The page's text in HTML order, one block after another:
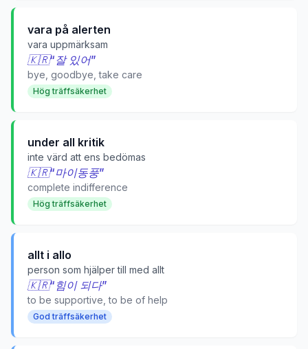
vara på alerten
vara uppmärksam
🇰🇷“잘 있어”
bye, goodbye, take care
Hög träffsäkerhet
under all kritik
inte värd att ens bedömas
🇰🇷“마이동풍”
complete indifference
Hög träffsäkerhet
allt i allo
person som hjälper till med allt
🇰🇷“ 힘이 되다”
to be supportive, to be of help
God träffsäkerhet